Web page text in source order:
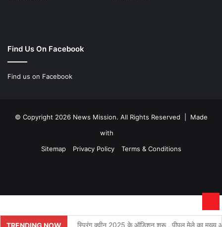
Find Us On Facebook
Find us on Facebook
© Copyright 2026 News Mission. All Rights Reserved | Made
with
Sitemap
Privacy Policy Terms & Conditions
TRENDING NOW स्प्रिंग क्वीन 2025 के ऑडिशन शुरू , पीपल मेले का मुख्य